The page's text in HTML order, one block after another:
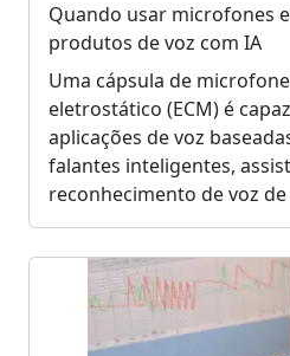
Quando usar microfones
produtos de voz com IA
Uma cápsula de
eletrostático (ECM) é
aplicações de voz
falantes inteligentes,
reconhecimento de voz